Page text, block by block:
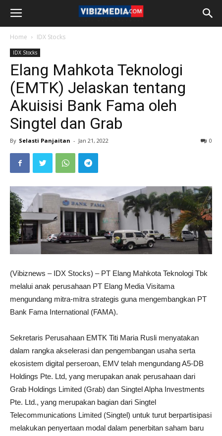
Home IDX Stocks
IDX Stocks
Elang Mahkota Teknologi
(EMTK) Jelaskan tentang
Akuisisi Bank Fama oleh
Singtel dan Grab
By Selasti Panjaitan - Jan 21, 2022 0
(Vibiznews – IDX Stocks) – PT Elang Mahkota Teknologi Tbk
melalui anak perusahaan PT Elang Media Visitama
mengundang mitra-mitra strategis guna mengembangkan PT
Bank Fama International (FAMA).
Sekretaris Perusahaan EMTK Titi Maria Rusli menyatakan
dalam rangka akselerasi dan pengembangan usaha serta
ekosistem digital perseroan, EMV telah mengundang A5-DB
Holdings Pte. Ltd, yang merupakan anak perusahaan dari
Grab Holdings Limited (Grab) dan Singtel Alpha Investments
Pte. Ltd., yang merupakan bagian dari Singtel
Telecommunications Limited (Singtel) untuk turut berpartisipasi
melakukan penyertaan modal dalam penerbitan saham baru